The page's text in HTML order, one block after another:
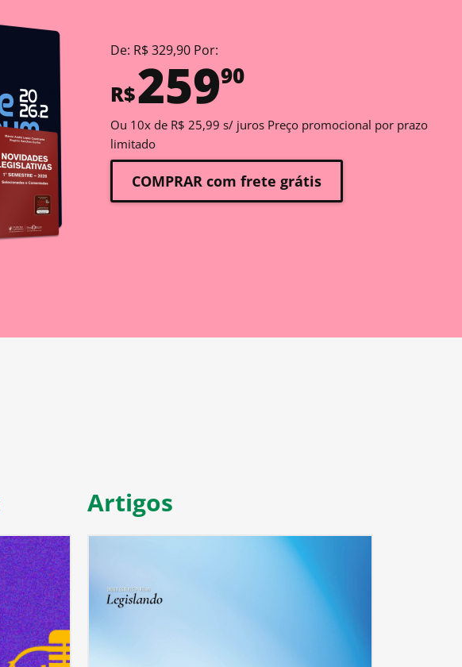
De: R$ 329,90 Por:
R$25990
Ou 10x de R$ 25,99 s/ juros Preço promocional por prazo
limitado
COMPRAR com frete grátis
Artigos